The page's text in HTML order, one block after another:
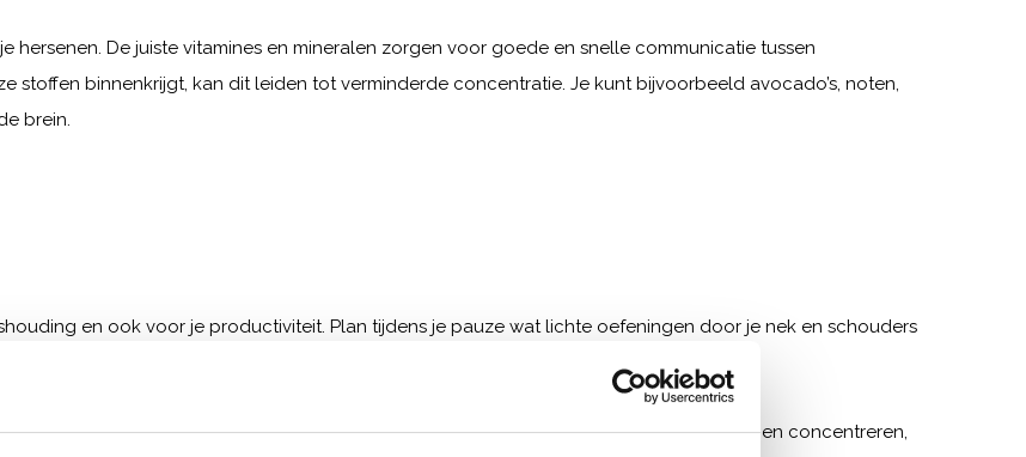
De juiste vitamines en mineralen zorgen voor goede en snelle communicatie tussen
stoffen binnenkrijgt, kan dit leiden tot verminderde concentratie. Je kunt bijvoorbeeld avocado’s, noten,
brein.
en ook voor je productiviteit. Plan tijdens je pauze wat lichte oefeningen door je nek en schouders
en ontspan je schouders weer terug.
een extra boost van productiviteit. Je hersenen zullen zich niet alleen beter kunnen concentreren,